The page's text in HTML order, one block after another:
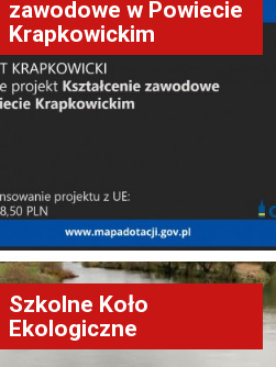
zawodowe w Powiecie
Krapkowickim
Szkolne Koło
Ekologiczne